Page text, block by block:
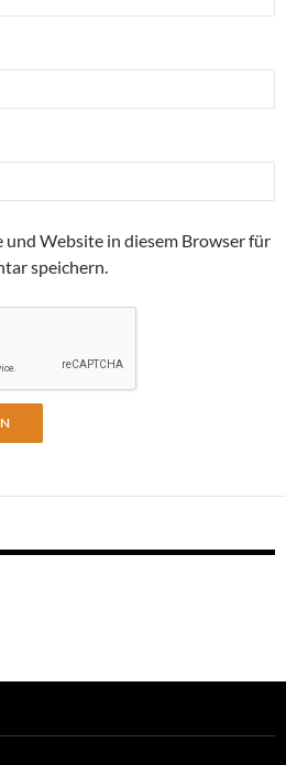
und Website in diesem Browser für
speichern.